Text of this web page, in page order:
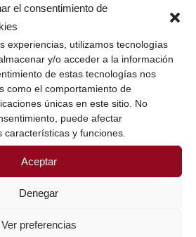
el consentimiento de
experiencias, utilizamos tecnologías
y/o acceder a la información
de estas tecnologías nos
como el comportamiento de
únicas en este sitio. No
puede afectar
y funciones.
Aceptar
Denegar
Ver preferencias
línea de mi
decide dónde pone
pega...
/0 Comentarios
AQUÍ Y RECIBIRÁS LOS
QUE COMPARTO